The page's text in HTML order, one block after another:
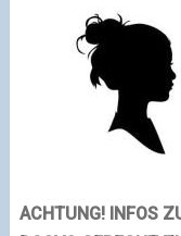
ACHTUNG! INFOS